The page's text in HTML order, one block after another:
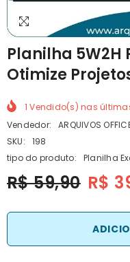
Planilha 5W2H
Otimize
1 Vendido(s) nas
Vendedor:
ARQUIVOS
SKU:
198
tipo do produto:
Planilha
R$ 59,90 R$